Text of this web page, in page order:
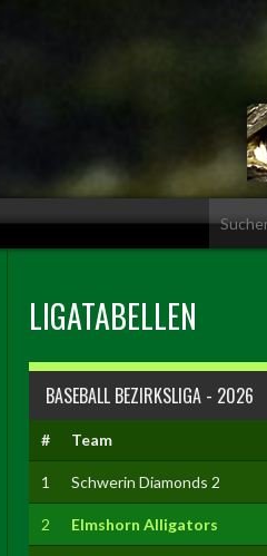
LIGATABELLEN
BASEBALL BEZIRKSLIGA - 2026
# Team
1 Schwerin Diamonds 2
2 Elmshorn Alligators